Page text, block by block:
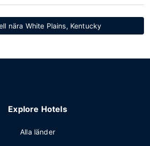
nära White Plains, Kentucky
Explore Hotels
Alla länder